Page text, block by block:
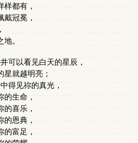
样都有，
戴冠冕，
。
可以看见白天的星辰，
星就越明亮；
得见祢的真光，
的生命，
的喜乐，
的恩典，
的富足，